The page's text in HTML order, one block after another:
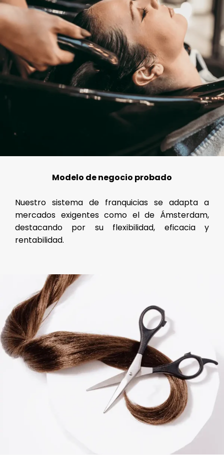
Modelo de negocio probado
Nuestro sistema de franquicias se adapta a
mercados exigentes como el de Ámsterdam,
destacando por su flexibilidad, eficacia y
rentabilidad.